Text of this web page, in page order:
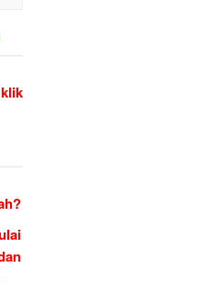
klik